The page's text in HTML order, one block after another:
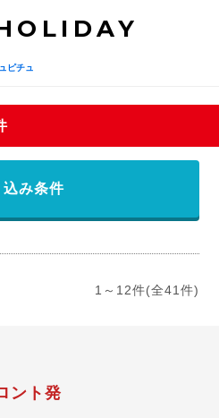
ピチュ
込み条件
1～12件(全41件)
ント発